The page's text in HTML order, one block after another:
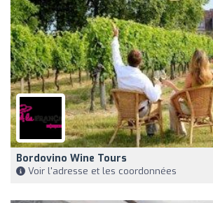
Bordovino Wine Tours
Voir l'adresse et les coordonnées